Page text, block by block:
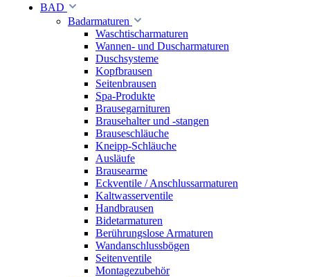
BAD
Badarmaturen
Waschtischarmaturen
Wannen- und Duscharmaturen
Duschsysteme
Kopfbrausen
Seitenbrausen
Spa-Produkte
Brausegarnituren
Brausehalter und -stangen
Brauseschläuche
Kneipp-Schläuche
Ausläufe
Brausearme
Eckventile / Anschlussarmaturen
Kaltwasserventile
Handbrausen
Bidetarmaturen
Berührungslose Armaturen
Wandanschlussbögen
Seitenventile
Montagezubehör